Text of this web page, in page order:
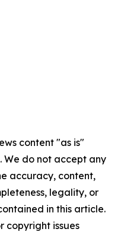
content "as is"
do not accept any
accuracy, content,
legality, or
in this article.
copyright issues